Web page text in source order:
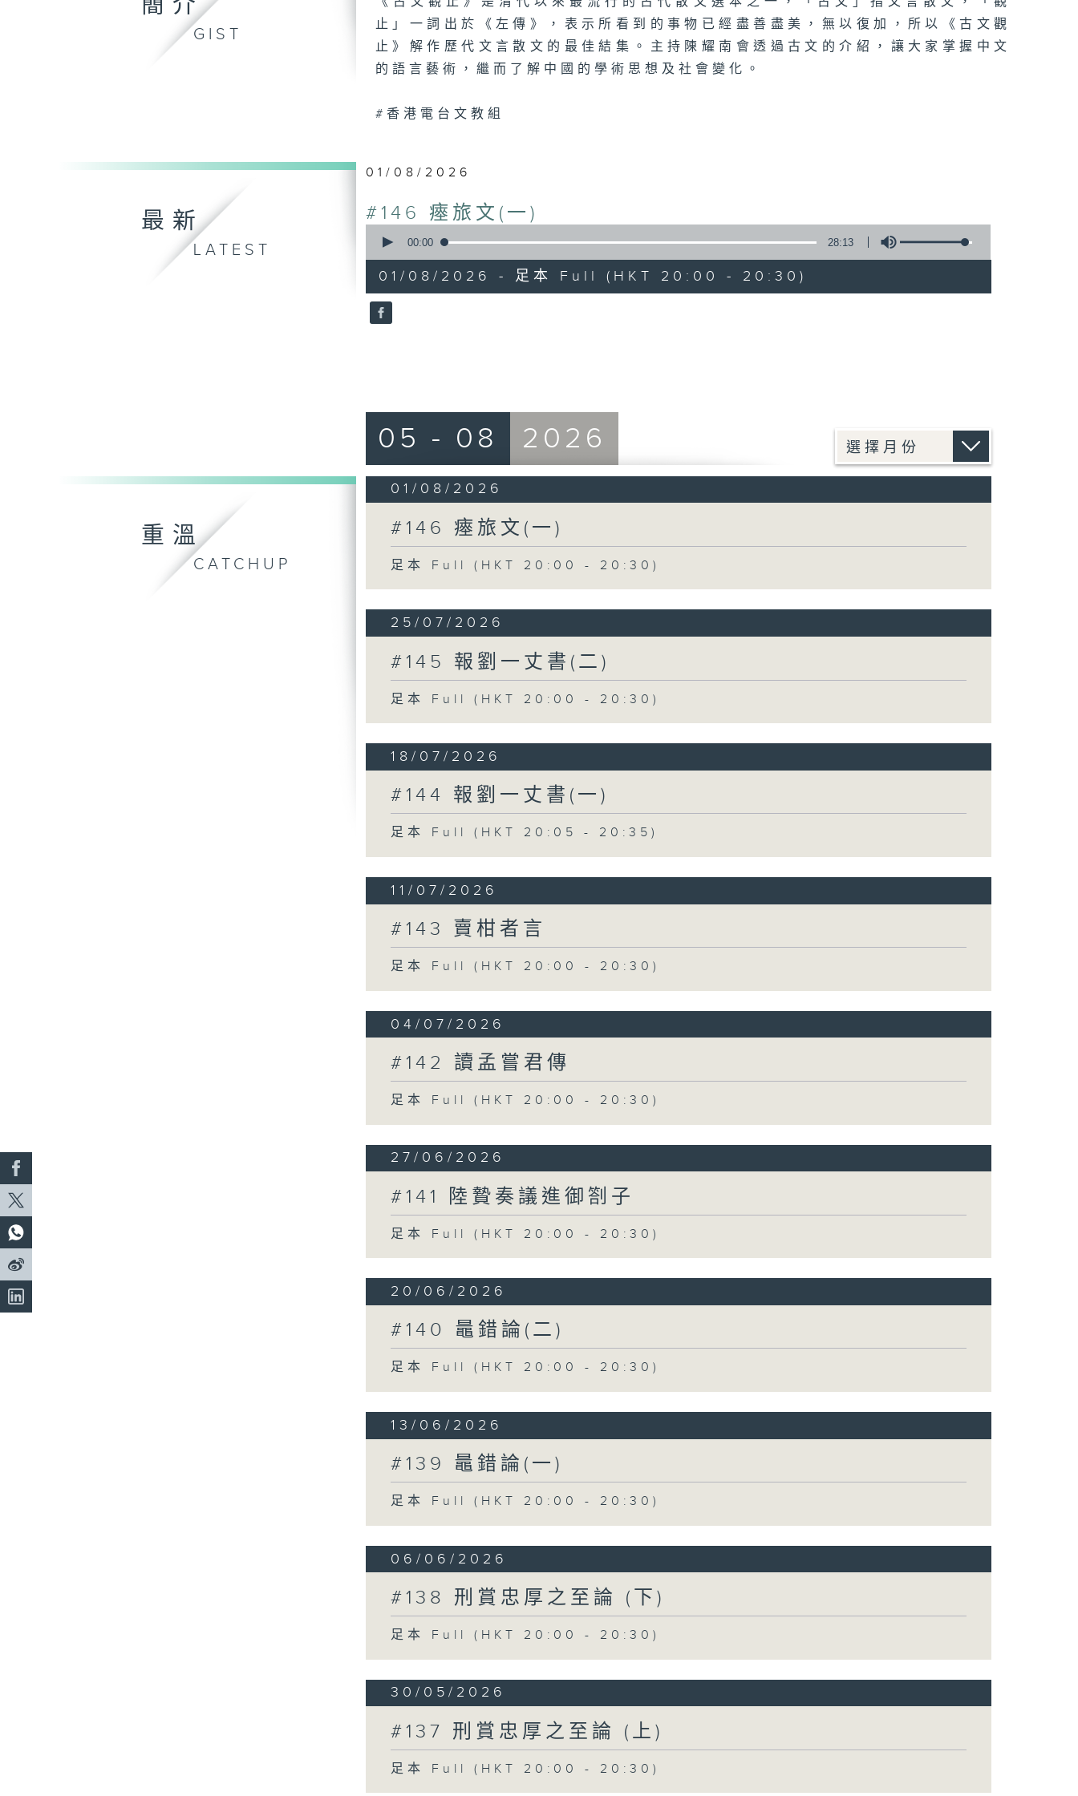
簡介
GIST
止」一詞出於《左傳》，表示所看到的事物已經盡善盡美，無以復加，所以《古文觀
止》解作歷代文言散文的最佳結集。主持陳耀南會透過古文的介紹，讓大家掌握中文
的語言藝術，繼而了解中國的學術思想及社會變化。
#香港電台文教組
最新
LATEST
01/08/2026
#146 瘞旅文(一)
seconds
28
minutes,
13
seconds
90%
00:00 28:13
01/08/2026 - 足本 Full (HKT 20:00 - 20:30)
重溫
CATCHUP
05 - 08 2026
01/08/2026
#146 瘞旅文(一)
足本 Full (HKT 20:00 - 20:30)
25/07/2026
#145 報劉一丈書(二)
足本 Full (HKT 20:00 - 20:30)
18/07/2026
#144 報劉一丈書(一)
足本 Full (HKT 20:05 - 20:35)
11/07/2026
#143 賣柑者言
足本 Full (HKT 20:00 - 20:30)
04/07/2026
#142 讀孟嘗君傳
足本 Full (HKT 20:00 - 20:30)
27/06/2026
#141 陸贄奏議進御劄子
足本 Full (HKT 20:00 - 20:30)
20/06/2026
#140 鼂錯論(二)
足本 Full (HKT 20:00 - 20:30)
13/06/2026
#139 鼂錯論(一)
足本 Full (HKT 20:00 - 20:30)
06/06/2026
#138 刑賞忠厚之至論 (下)
足本 Full (HKT 20:00 - 20:30)
30/05/2026
#137 刑賞忠厚之至論 (上)
足本 Full (HKT 20:00 - 20:30)